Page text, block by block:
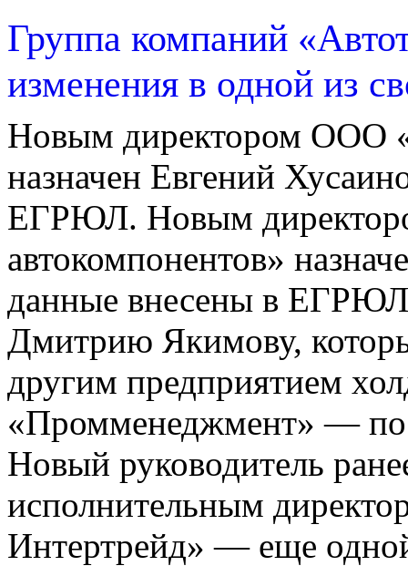
Группа компаний
изменения в одной из
Новым директором ООО
назначен Евгений
ЕГРЮЛ. Новым
автокомпонентов»
данные внесены в
Дмитрию Якимову,
другим предприятием
«Промменеджмент» — по
Новый руководитель
исполнительным
Интертрейд» — еще